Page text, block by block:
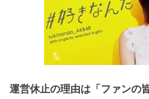
運営休止の理由は「ファンの